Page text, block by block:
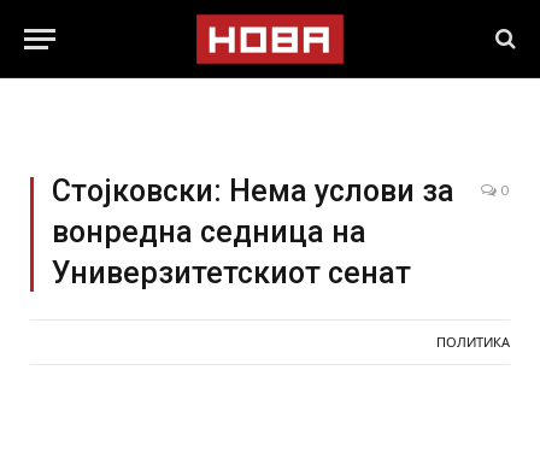
Стојковски: Нема услови за
вонредна седница на
Универзитетскиот сенат
0
ПОЛИТИКА